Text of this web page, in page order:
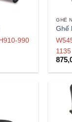
990
GHẾ
Ghế
1135